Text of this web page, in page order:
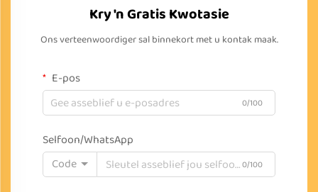
Kry 'n Gratis Kwotasie
Ons verteenwoordiger sal binnekort met u kontak maak.
E-pos
0/100
Selfoon/WhatsApp
Code
0/100